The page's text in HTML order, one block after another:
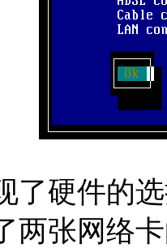
了硬件的
两张网络